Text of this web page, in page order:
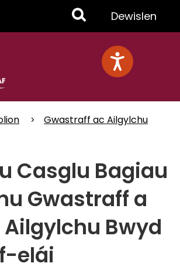
Toggle
Menu
Dewislen
Gwastraff ac Ailgylchu
Casglu Bagiau
Gwastraff a
Bwyd
elái